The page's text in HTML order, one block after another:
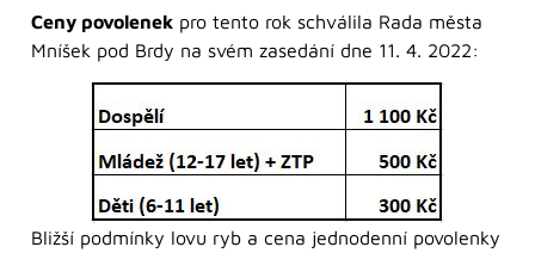
Ceny povolenek pro tento rok schválila Rada města
Mníšek pod Brdy na svém zasedání dne 11. 4. 2022:
Bližší podmínky lovu ryb a cena jednodenní povolenky